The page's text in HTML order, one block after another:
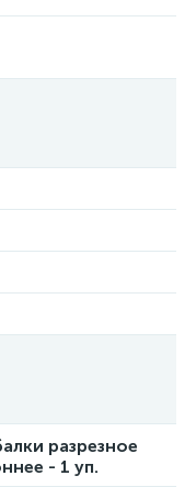
разрезное
- 1 уп.